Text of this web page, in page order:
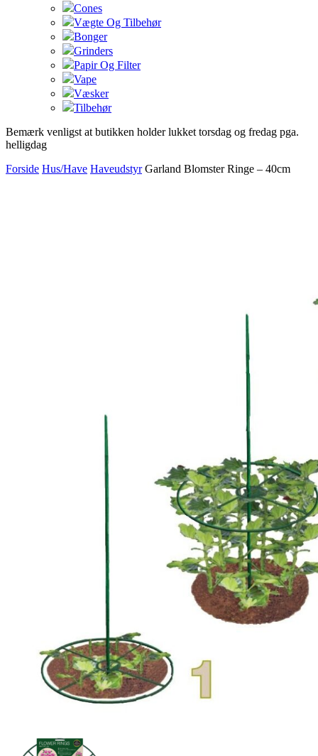
Cones
Vægte Og Tilbehør
Bonger
Grinders
Papir Og Filter
Vape
Væsker
Tilbehør
Bemærk venligst at butikken holder lukket torsdag og fredag pga.
helligdag
Forside Hus/Have Haveudstyr Garland Blomster Ringe – 40cm